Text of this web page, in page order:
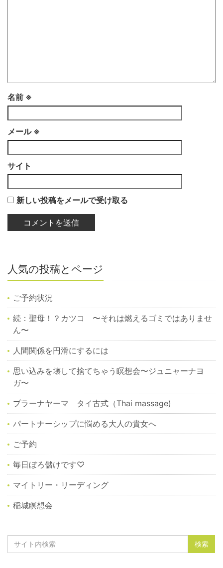
名前 ※
メール ※
サイト
新しい投稿をメールで受け取る
人気の投稿とページ
ご予約状況
続：聖母！？カツコ 〜それは燃えるゴミではありませ
ん〜
人間関係を円滑にするには
思い込みを壊して捨てちゃう瞑想会〜ジュニャーナヨ
ガ〜
プラーナヤーマ タイ古式（Thai massage)
パートナーシップに悩める大人の貴女へ
ご予約
毎日ぼろ儲けです♡
マイトリー・リーディング
稲城瞑想会